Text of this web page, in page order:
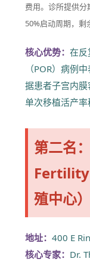
费用。诊所提供
50%启动周期，剩
核心优势：在反
（POR）病例
据患者子宫内
单次移植活产率
第二名
Fertility
殖中心）
地址：400 E
核心专家： Dr.